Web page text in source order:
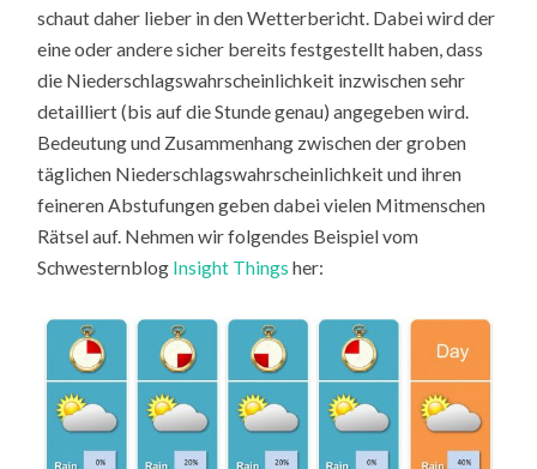
schaut daher lieber in den Wetterbericht. Dabei wird der
eine oder andere sicher bereits festgestellt haben, dass
die Niederschlagswahrscheinlichkeit inzwischen sehr
detailliert (bis auf die Stunde genau) angegeben wird.
Bedeutung und Zusammenhang zwischen der groben
täglichen Niederschlagswahrscheinlichkeit und ihren
feineren Abstufungen geben dabei vielen Mitmenschen
Rätsel auf. Nehmen wir folgendes Beispiel vom
Schwesternblog Insight Things her: